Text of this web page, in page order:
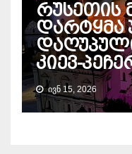
რუსეთის
დარტყმა
კიევ-
ᲘᲕᲜ 15, 2026